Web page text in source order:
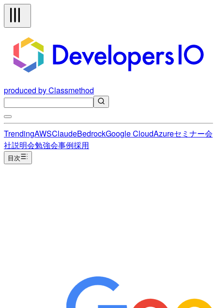
produced by Classmethod
TrendingAWSClaudeBedrockGoogle CloudAzureセミナー会
社説明会勉強会事例採用
目次